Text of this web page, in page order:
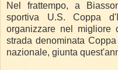
Nel frattempo, a
sportiva U.S. Coppa
organizzare nel
strada denominata
nazionale, giunta